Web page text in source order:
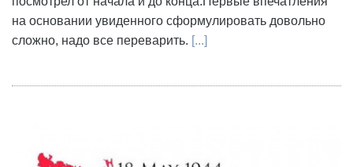
на основании увиденного сформулировать довольно
сложно, надо все переварить. [...]